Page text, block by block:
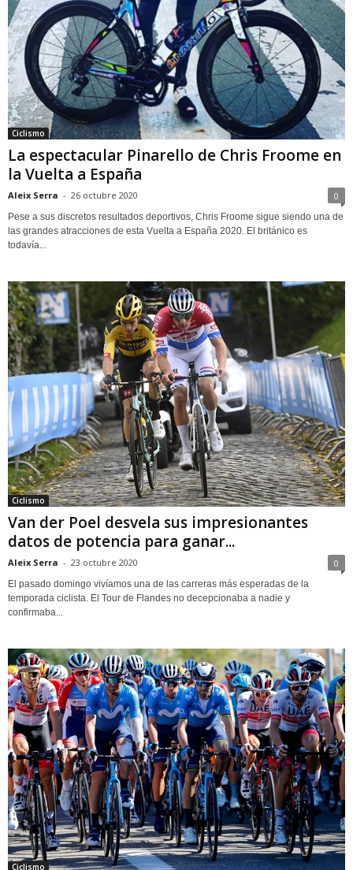
Ciclismo
La espectacular Pinarello de Chris Froome en
la Vuelta a España
Aleix Serra - 26 octubre 2020 0
Pese a sus discretos resultados deportivos, Chris Froome sigue siendo una de
las grandes atracciones de esta Vuelta a España 2020. El británico es
todavía...
Ciclismo
Van der Poel desvela sus impresionantes
datos de potencia para ganar...
Aleix Serra - 23 octubre 2020 0
El pasado domingo vivíamos una de las carreras más esperadas de la
temporada ciclista. El Tour de Flandes no decepcionaba a nadie y
confirmaba...
Ciclismo